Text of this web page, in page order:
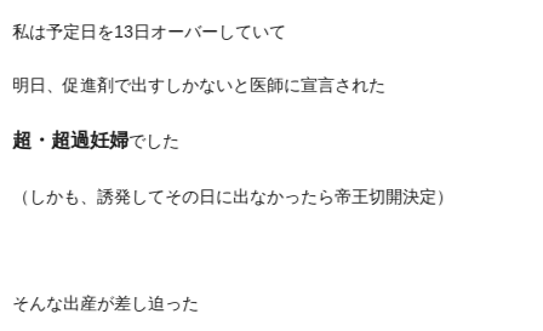
私は予定日を13日オーバーしていて
明日、促進剤で出すしかないと医師に宣言された
超・超過妊婦でした
（しかも、誘発してその日に出なかったら帝王切開決定）
そんな出産が差し迫った